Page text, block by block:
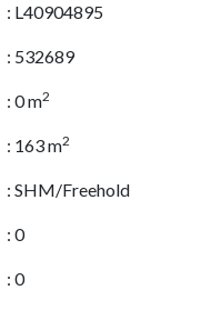
: L40904895
: 532689
: 0 m2
: 163 m2
: SHM/Freehold
: 0
: 0